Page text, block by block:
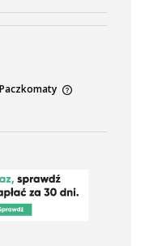
płatności